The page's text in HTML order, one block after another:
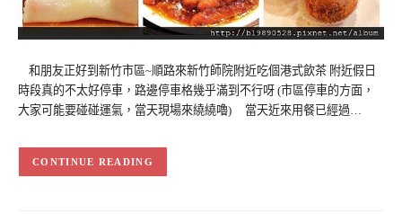
和朋友正好到新竹市區~順路來新竹師院附近吃個港式飲茶 附近假日
時段真的不太好停車，路邊停車格幾乎滿到不行呀 (市區停車的方面，
大家可能要碰碰運氣，當天現場來繞繞嚕) 當天近來用餐已經過…
CONTINUE READING